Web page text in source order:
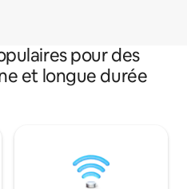
pour des
et longue durée